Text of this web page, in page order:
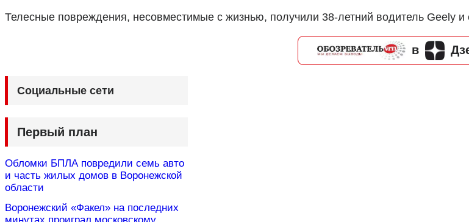
Телесные повреждения, несовместимые с жизнью, получили 38-летний водитель Geely и
в
Социальные сети
Первый план
Обломки БПЛА повредили семь авто
и часть жилых домов в Воронежской
области
Воронежский «Факел» на последних